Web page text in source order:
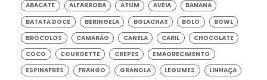
ABACATE ALFARROBA ATUM AVEIA
BANANA
BATATA DOCE
BERINGELA BOLACHAS BOLO
BOWL
BRÓCOLOS
CAMARÃO CANELA CARIL
CHOCOLATE
COCO
COURGETTE CREPES
EMAGRECIMENTO
ESPINAFRES
FRANGO GRANOLA LEGUMES
LINHAÇA